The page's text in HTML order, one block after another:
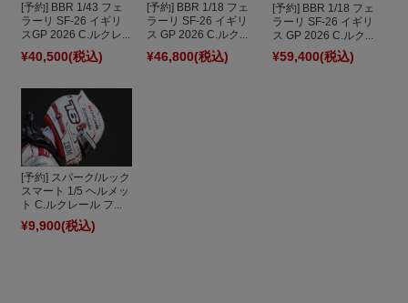
[予約] BBR 1/43 フェ
ラーリ SF-26 イギリ
スGP 2026 C.ルクレ...
¥40,500(税込)
[予約] BBR 1/18 フェ
ラーリ SF-26 イギリ
ス GP 2026 C.ルク...
¥46,800(税込)
[予約] BBR 1/18 フェ
ラーリ SF-26 イギリ
ス GP 2026 C.ルク...
¥59,400(税込)
[予約] スパーク/ルック
スマート 1/5 ヘルメッ
ト C.ルクレール フ...
¥9,900(税込)